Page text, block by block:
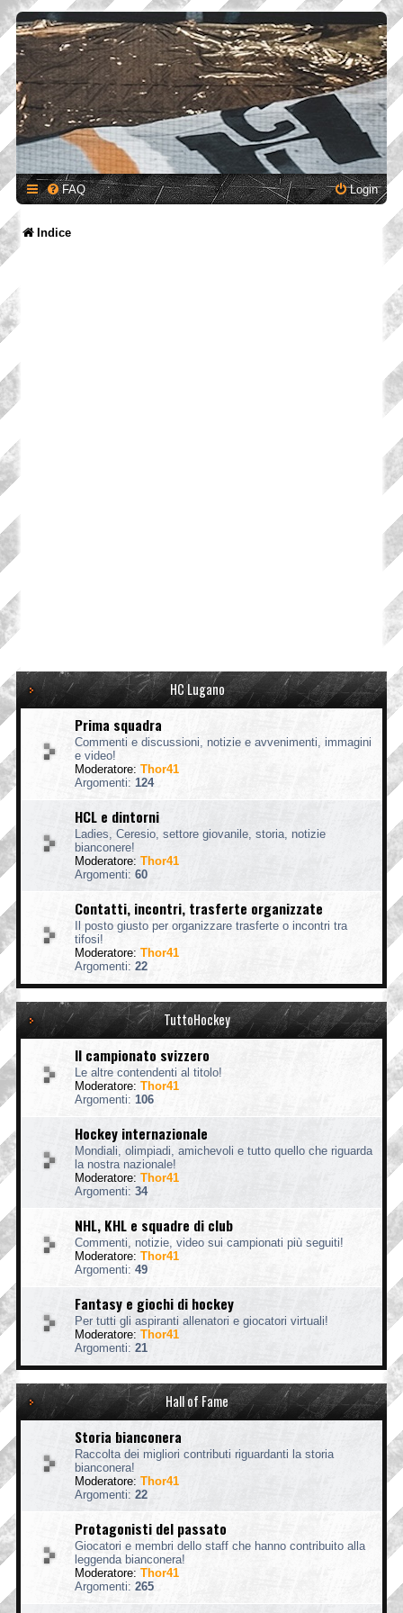
FAQ Login
Indice
HC Lugano
Prima squadra
Commenti e discussioni, notizie e avvenimenti, immagini
e video!
Moderatore: Thor41
Argomenti: 124
HCL e dintorni
Ladies, Ceresio, settore giovanile, storia, notizie
bianconere!
Moderatore: Thor41
Argomenti: 60
Contatti, incontri, trasferte organizzate
Il posto giusto per organizzare trasferte o incontri tra
tifosi!
Moderatore: Thor41
Argomenti: 22
TuttoHockey
Il campionato svizzero
Le altre contendenti al titolo!
Moderatore: Thor41
Argomenti: 106
Hockey internazionale
Mondiali, olimpiadi, amichevoli e tutto quello che riguarda
la nostra nazionale!
Moderatore: Thor41
Argomenti: 34
NHL, KHL e squadre di club
Commenti, notizie, video sui campionati più seguiti!
Moderatore: Thor41
Argomenti: 49
Fantasy e giochi di hockey
Per tutti gli aspiranti allenatori e giocatori virtuali!
Moderatore: Thor41
Argomenti: 21
Hall of Fame
Storia bianconera
Raccolta dei migliori contributi riguardanti la storia
bianconera!
Moderatore: Thor41
Argomenti: 22
Protagonisti del passato
Giocatori e membri dello staff che hanno contribuito alla
leggenda bianconera!
Moderatore: Thor41
Argomenti: 265